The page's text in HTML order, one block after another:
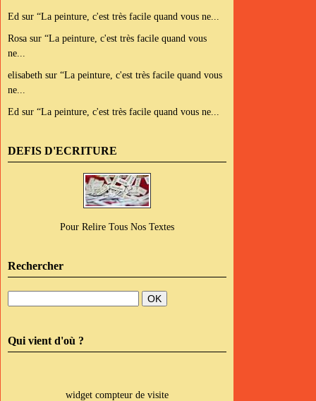
Ed sur “La peinture, c'est très facile quand vous ne...
Rosa sur “La peinture, c'est très facile quand vous
ne...
elisabeth sur “La peinture, c'est très facile quand vous
ne...
Ed sur “La peinture, c'est très facile quand vous ne...
DEFIS D'ECRITURE
Pour Relire Tous Nos Textes
Rechercher
Qui vient d'où ?
widget compteur de visite